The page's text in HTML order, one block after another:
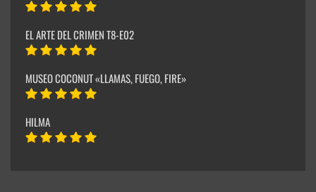
EL ARTE DEL CRIMEN T8-E02
MUSEO COCONUT «LLAMAS, FUEGO, FIRE»
HILMA